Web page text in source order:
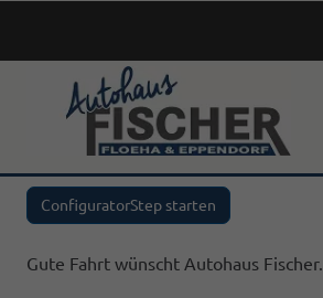
gebrauchte
ConfiguratorStep starten
Gute Fahrt wünscht Autohaus Fischer.